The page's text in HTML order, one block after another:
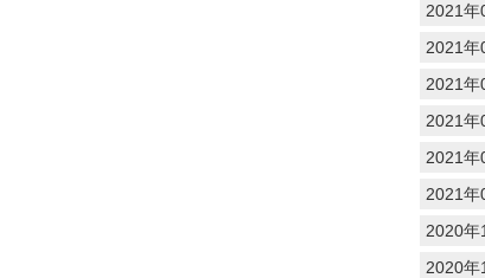
2021年
2021年
2021年
2021年
2021年
2021年
2020年
2020年